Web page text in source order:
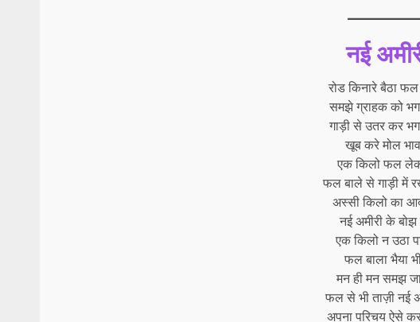
नई
रोड किनारे बैठा फल
समझे ग्राहक को
गाड़ी से उतर कर
खूब करे मोल
एक किलो फल
फल बाले से गाड़ी में
अस्सी किलो का
नई अमीरी के बोझ
एक किलो न उठा
फल बाला भैया
मन ही मन समझ
फल से भी ताज़ी नई
अपना परिचय ऐसे